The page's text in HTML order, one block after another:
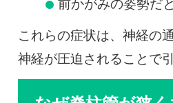
前かがみの姿勢だ
これらの症状は、神経の
神経が圧迫されることで